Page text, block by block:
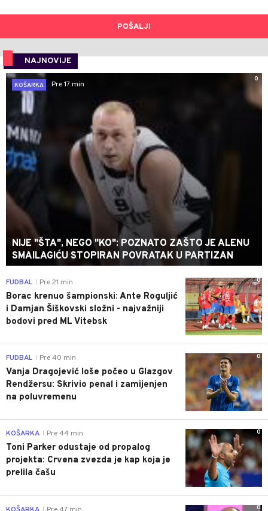
POŠALJI
NAJNOVIJE
0
KOŠARKA
Pre 17 min
NIJE "ŠTA", NEGO "KO": POZNATO ZAŠTO JE ALENU
SMAILAGIĆU STOPIRAN POVRATAK U PARTIZAN
0
FUDBAL Pre 21 min
Borac krenuo šampionski: Ante Roguljić
i Damjan Šiškovski složni - najvažniji
bodovi pred ML Vitebsk
0
FUDBAL Pre 40 min
Vanja Dragojević loše počeo u Glazgov
Rendžersu: Skrivio penal i zamijenjen
na poluvremenu
0
KOŠARKA Pre 44 min
Toni Parker odustaje od propalog
projekta: Crvena zvezda je kap koja je
prelila čašu
0